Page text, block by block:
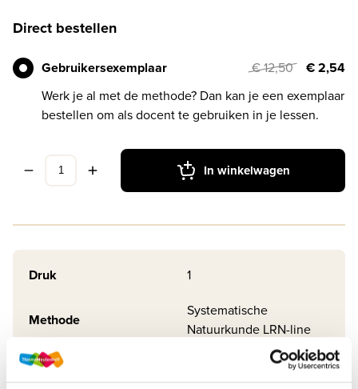
Direct bestellen
Gebruikersexemplaar € 12,50
€ 2,54
Werk je al met de methode? Dan kan je een exemplaar
bestellen om als docent te gebruiken in je lessen.
In winkelwagen
Druk 1
Methode
Systematische
Natuurkunde LRN-line
Soort uitgave